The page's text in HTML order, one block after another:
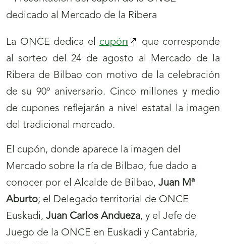
La ONCE dedica el cupón
que corresponde
al sorteo del 24 de agosto al Mercado de la
Ribera de Bilbao con motivo de la celebración
de su 90º aniversario. Cinco millones y medio
de cupones reflejarán a nivel estatal la imagen
del tradicional mercado.
El cupón, donde aparece la imagen del
Mercado sobre la ría de Bilbao, fue dado a
conocer por el Alcalde de Bilbao, Juan Mª
Aburto; el Delegado territorial de ONCE
Euskadi, Juan Carlos Andueza, y el Jefe de
Juego de la ONCE en Euskadi y Cantabria,